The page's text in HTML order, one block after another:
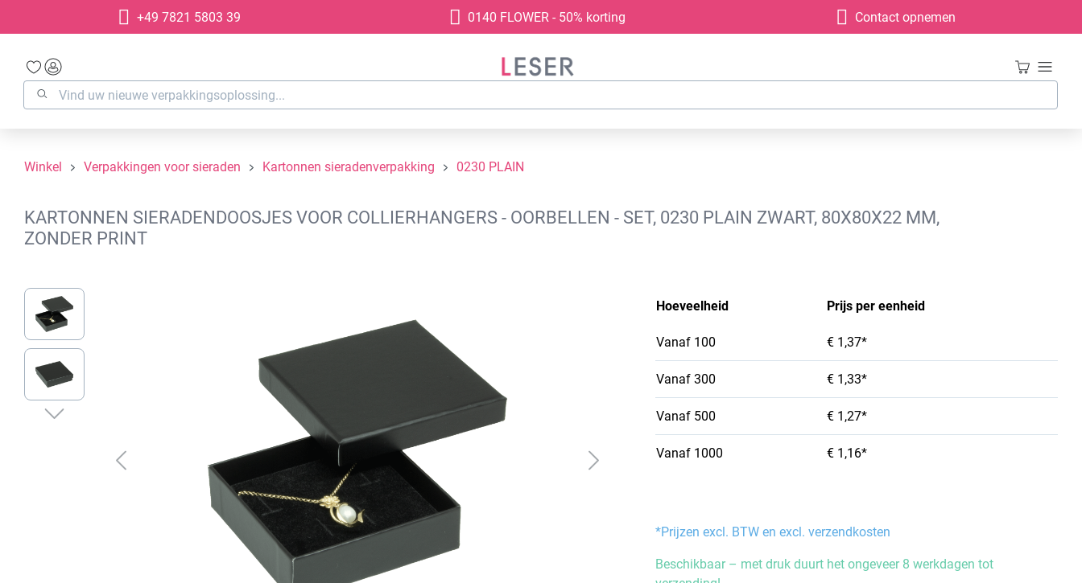
Ga naar de hoofdnavigatie
+49 7821 5803 39 0140 FLOWER - 50% korting Contact opnemen
Winkel Verpakkingen voor sieraden Kartonnen sieradenverpakking 0230 PLAIN
KARTONNEN SIERADENDOOSJES VOOR COLLIERHANGERS - OORBELLEN - SET, 0230 PLAIN ZWART, 80X80X22 MM,
ZONDER PRINT
Afbeeldingengalerij overslaan
Hoeveelheid Prijs per eenheid
Vanaf 100 € 1,37*
Vanaf 300 € 1,33*
Vanaf 500 € 1,27*
Vanaf 1000 € 1,16*
*Prijzen excl. BTW en excl. verzendkosten
Beschikbaar – met druk duurt het ongeveer 8 werkdagen tot